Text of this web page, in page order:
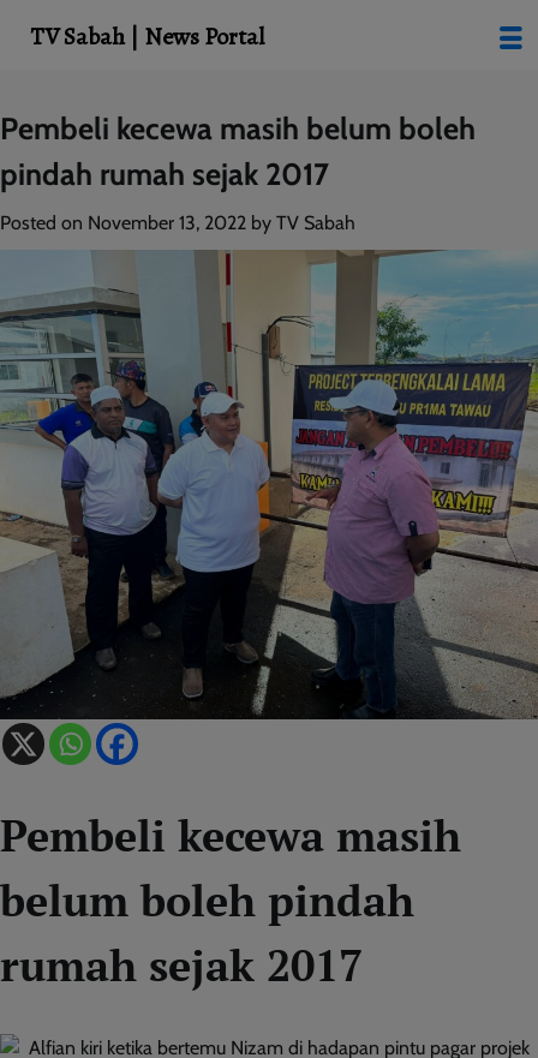
Skip
to
content
Pembeli kecewa masih belum boleh
pindah rumah sejak 2017
Posted on November 13, 2022 by TV Sabah
Pembeli kecewa masih
belum boleh pindah
rumah sejak 2017
TV Sabah | News Portal